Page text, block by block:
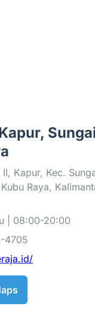
Kapur, Kec.
Raya,
| 08:00-20:00
4705